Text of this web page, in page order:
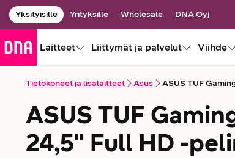
Yksityisille Yrityksille Wholesale DNA Oyj
Laitteet Liittymät ja palvelut Viihde
Tietokoneet ja lisälaitteet Asus ASUS TUF
ASUS TUF
24,5" Full HD -